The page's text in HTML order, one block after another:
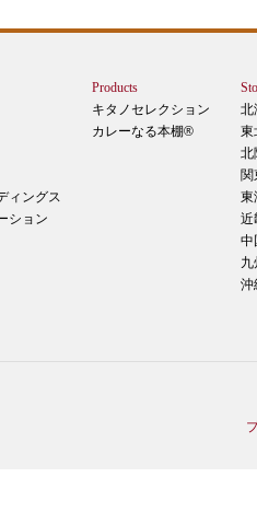
ィングス
ション
Products
キタノセレクション
カレーなる本棚®
北
東
北
関
東
近
中
九
沖